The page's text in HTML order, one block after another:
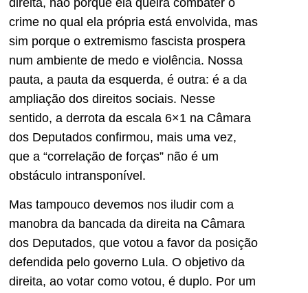
crime no qual ela própria está envolvida, mas
sim porque o extremismo fascista prospera
num ambiente de medo e violência. Nossa
pauta, a pauta da esquerda, é outra: é a da
ampliação dos direitos sociais. Nesse
sentido, a derrota da escala 6×1 na Câmara
dos Deputados confirmou, mais uma vez,
que a “correlação de forças” não é um
obstáculo intransponível.
Mas tampouco devemos nos iludir com a
manobra da bancada da direita na Câmara
dos Deputados, que votou a favor da posição
defendida pelo governo Lula. O objetivo da
direita, ao votar como votou, é duplo. Por um